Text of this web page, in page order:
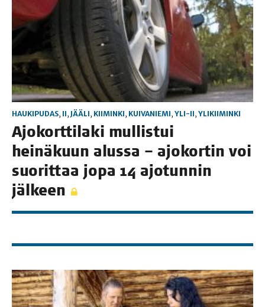
HAUKIPUDAS, II, JÄÄLI, KIIMINKI, KUIVANIEMI, YLI-II, YLIKIIMINKI
Ajo­kort­ti­la­ki mul­lis­tui
hei­nä­kuun alus­sa – ajo­kor­tin voi
suo­rit­taa jopa 14 ajo­tun­nin
jälkeen